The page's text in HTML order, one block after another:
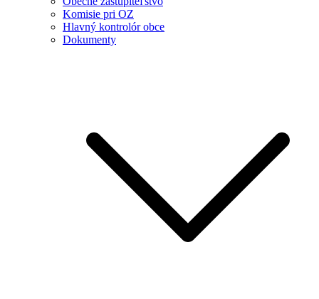
Komisie pri OZ
Hlavný kontrolór obce
Dokumenty